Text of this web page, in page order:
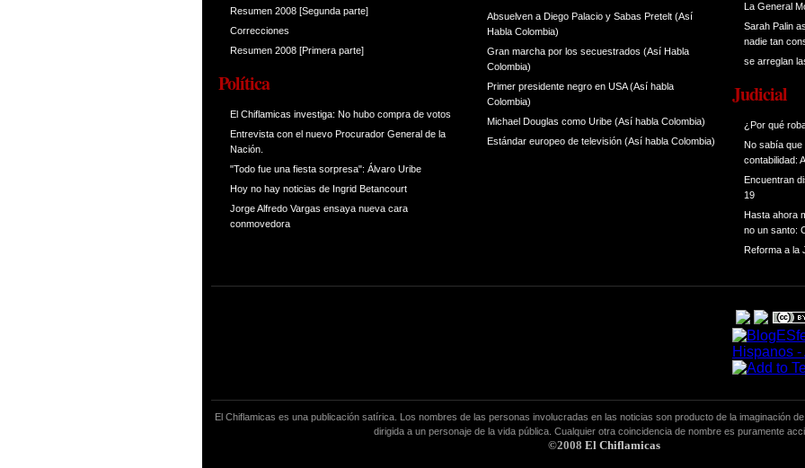
Resumen 2008 [Segunda parte]
Correcciones
Resumen 2008 [Primera parte]
Política
El Chiflamicas investiga: No hubo compra de votos
Entrevista con el nuevo Procurador General de la
Nación.
"Todo fue una fiesta sorpresa": Álvaro Uribe
Hoy no hay noticias de Ingrid Betancourt
Jorge Alfredo Vargas ensaya nueva cara
conmovedora
Absuelven a Diego Palacio y Sabas Pretelt (Así
Habla Colombia)
Gran marcha por los secuestrados (Así Habla
Colombia)
Primer presidente negro en USA (Así habla
Colombia)
Michael Douglas como Uribe (Así habla Colombia)
Estándar europeo de televisión (Así habla Colombia)
La General
Sarah Palin
nadie tan
se arreglan
Judicial
¿Por qué
No sabía que
contabilidad:
Encuentran
19
Hasta ahora
no un santo:
Reforma a la
El Chiflamicas es una publicación satírica. Los nombres de las personas involucradas en las noticias son producto de la imaginación
dirigida a un personaje de la vida pública. Cualquier otra coincidencia de nombre es puramente
©2008 El Chiflamicas